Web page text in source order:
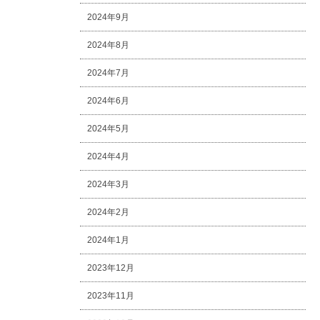
2024年9月
2024年8月
2024年7月
2024年6月
2024年5月
2024年4月
2024年3月
2024年2月
2024年1月
2023年12月
2023年11月